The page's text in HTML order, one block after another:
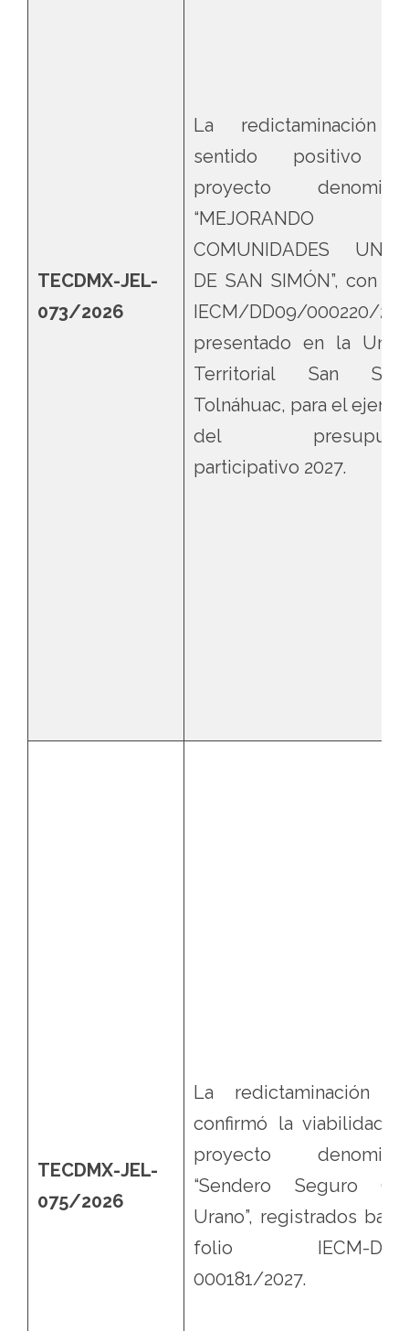
TECDMX-JEL-
073/2026
La redictaminación
sentido positivo
proyecto
“MEJORANDO
COMUNIDADES
DE SAN SIMÓN”, con
IECM/DD09/000220/27,
presentado en la
Territorial San
Tolnáhuac, para el
del
participativo 2027.
TECDMX-JEL-
075/2026
La redictaminación
confirmó la viabilidad
proyecto
“Sendero Seguro
Urano”, registrados bajo
folio IECM-
000181/2027.